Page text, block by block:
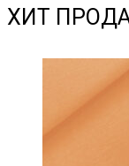
ХИТ